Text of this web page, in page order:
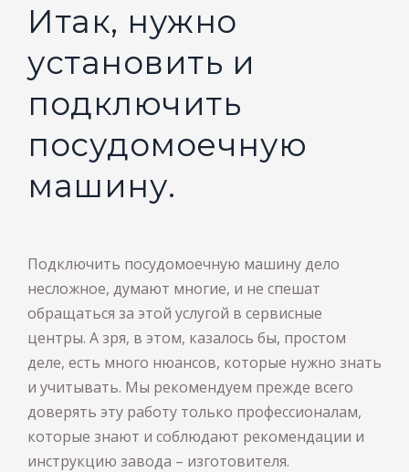
Итак, нужно
установить и
подключить
посудомоечную
машину.
Подключить посудомоечную машину дело
несложное, думают многие, и не спешат
обращаться за этой услугой в сервисные
центры. А зря, в этом, казалось бы, простом
деле, есть много нюансов, которые нужно знать
и учитывать. Мы рекомендуем прежде всего
доверять эту работу только профессионалам,
которые знают и соблюдают рекомендации и
инструкцию завода – изготовителя.